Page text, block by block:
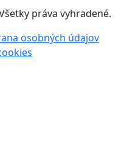
práva vyhradené.
osobných údajov